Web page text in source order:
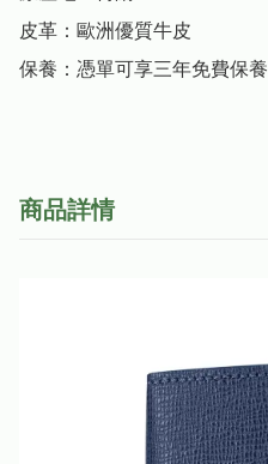
皮革：歐洲優質牛皮
保養：憑單可享三年免費保養
商品詳情